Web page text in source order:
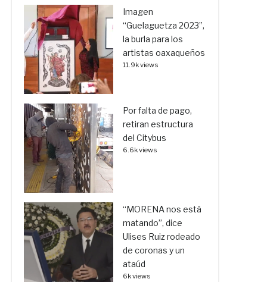
Imagen
“Guelaguetza 2023”,
la burla para los
artistas oaxaqueños
11.9k views
Por falta de pago,
retiran estructura
del Citybus
6.6k views
“MORENA nos está
matando”, dice
Ulises Ruiz rodeado
de coronas y un
ataúd
6k views